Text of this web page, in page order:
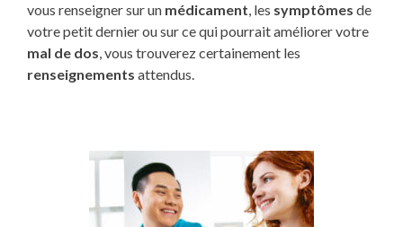
vous renseigner sur un médicament, les symptômes de
votre petit dernier ou sur ce qui pourrait améliorer votre
mal de dos, vous trouverez certainement les
renseignements attendus.